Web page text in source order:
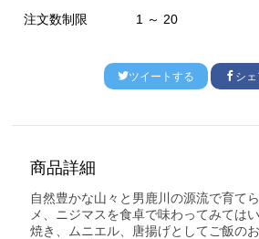
注文数制限 1 ～ 20
ツイートする シ
商品詳細
自然豊かな山々と男鹿川の源流で育て
メ 、ニジマスを食卓で味わってみては
焼き、ムニエル、唐揚げとしてご飯の